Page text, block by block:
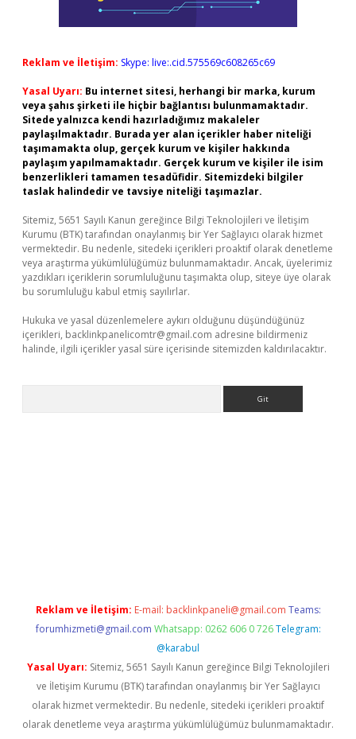
Reklam ve İletişim: Skype: live:.cid.575569c608265c69
Yasal Uyarı: Bu internet sitesi, herhangi bir marka, kurum
veya şahıs şirketi ile hiçbir bağlantısı bulunmamaktadır.
Sitede yalnızca kendi hazırladığımız makaleler
paylaşılmaktadır. Burada yer alan içerikler haber niteliği
taşımamakta olup, gerçek kurum ve kişiler hakkında
paylaşım yapılmamaktadır. Gerçek kurum ve kişiler ile isim
benzerlikleri tamamen tesadüfidir. Sitemizdeki bilgiler
taslak halindedir ve tavsiye niteliği taşımazlar.
Sitemiz, 5651 Sayılı Kanun gereğince Bilgi Teknolojileri ve İletişim
Kurumu (BTK) tarafından onaylanmış bir Yer Sağlayıcı olarak hizmet
vermektedir. Bu nedenle, sitedeki içerikleri proaktif olarak denetleme
veya araştırma yükümlülüğümüz bulunmamaktadır. Ancak, üyelerimiz
yazdıkları içeriklerin sorumluluğunu taşımakta olup, siteye üye olarak
bu sorumluluğu kabul etmiş sayılırlar.
Hukuka ve yasal düzenlemelere aykırı olduğunu düşündüğünüz
içerikleri, backlinkpanelicomtr@gmail.com adresine bildirmeniz
halinde, ilgili içerikler yasal süre içerisinde sitemizden kaldırılacaktır.
Reklam ve İletişim: E-mail: backlinkpaneli@gmail.com Teams:
forumhizmeti@gmail.com Whatsapp: 0262 606 0 726 Telegram:
@karabul
Yasal Uyarı: Sitemiz, 5651 Sayılı Kanun gereğince Bilgi Teknolojileri
ve İletişim Kurumu (BTK) tarafından onaylanmış bir Yer Sağlayıcı
olarak hizmet vermektedir. Bu nedenle, sitedeki içerikleri proaktif
olarak denetleme veya araştırma yükümlülüğümüz bulunmamaktadır.